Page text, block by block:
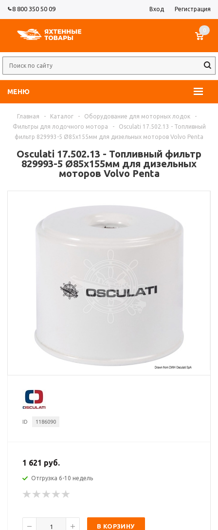
8 800 350 50 09 Вход Регистрация
МЕНЮ
0
Главная - Каталог - Оборудование для моторных лодок
-
Фильтры для лодочного мотора
-
Osculati 17.502.13 - Топливный
фильтр 829993-5 Ø85x155мм для дизельных моторов Volvo Penta
Osculati 17.502.13 - Топливный фильтр
829993-5 Ø85x155мм для дизельных
моторов Volvo Penta
ID 1186090
1 621 руб.
Отгрузка 6-10 недель
В КОРЗИНУ